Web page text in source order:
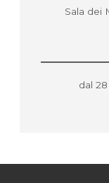
Sala dei
dal